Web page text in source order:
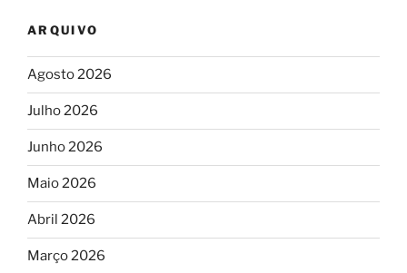
ARQUIVO
Agosto 2026
Julho 2026
Junho 2026
Maio 2026
Abril 2026
Março 2026